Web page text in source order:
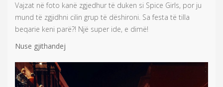
Vajzat në foto kanë zgjedhur të duken si Spice Girls, por ju
mund të zgjidhni cilin grup të dëshironi. Sa festa të tilla
beqarie keni parë?! Një super ide, e dimë!
Nuse gjithandej